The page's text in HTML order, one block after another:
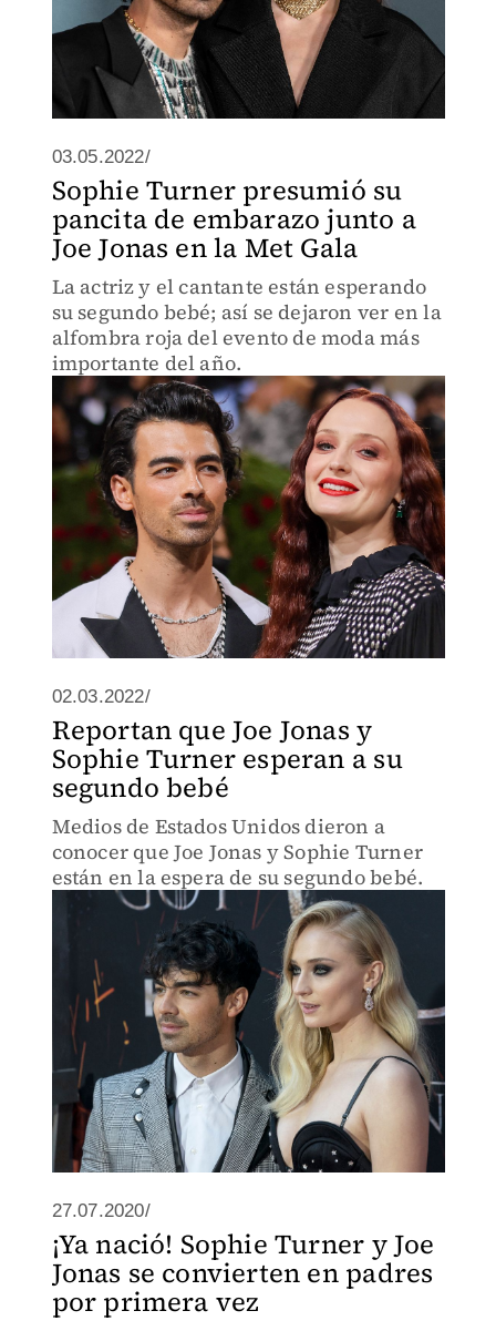
03.05.2022/
Sophie Turner presumió su
pancita de embarazo junto a
Joe Jonas en la Met Gala
La actriz y el cantante están esperando
su segundo bebé; así se dejaron ver en la
alfombra roja del evento de moda más
importante del año.
02.03.2022/
Reportan que Joe Jonas y
Sophie Turner esperan a su
segundo bebé
Medios de Estados Unidos dieron a
conocer que Joe Jonas y Sophie Turner
están en la espera de su segundo bebé.
27.07.2020/
¡Ya nació! Sophie Turner y Joe
Jonas se convierten en padres
por primera vez